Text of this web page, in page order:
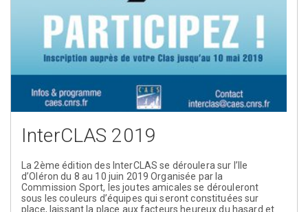
InterCLAS 2019
La 2ème édition des InterCLAS se déroulera sur l’Ile
d’Oléron du 8 au 10 juin 2019 Organisée par la
Commission Sport, les joutes amicales se dérouleront
sous les couleurs d’équipes qui seront constituées sur
place, laissant la place aux facteurs heureux du hasard et